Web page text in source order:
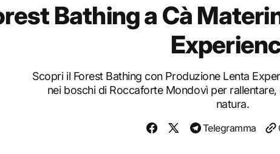
Bathing a Cà
Scopri il Forest Bathing con Produzione Lenta
nei boschi di Roccaforte Mondovì per
natura.
Telegramma